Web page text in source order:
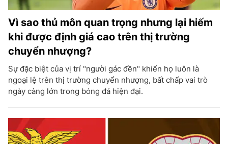
Vì sao thủ môn quan trọng nhưng lại hiếm
khi được định giá cao trên thị trường
chuyển nhượng?
Sự đặc biệt của vị trí "người gác đền" khiến họ luôn là
ngoại lệ trên thị trường chuyển nhượng, bất chấp vai trò
ngày càng lớn trong bóng đá hiện đại.